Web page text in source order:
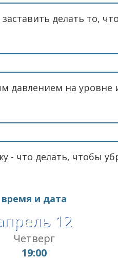
делать то,
давлением на уровне
- что делать, чтобы
время и дата
12
Четверг
19:00